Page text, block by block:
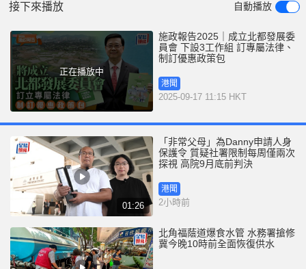
接下來播放 自動播放
正在播放中
施政報告2025｜成立北都發展委
員會 下設3工作組 訂專屬法律、
制訂優惠政策包
港聞
2025-09-17 11:15 HKT
01:26
「非常父母」為Danny申請人身
保護令 質疑社署限制每周僅兩次
探視 高院9月底前判決
港聞
2小時前
北角福蔭道爆食水管 水務署搶修
冀今晚10時前全面恢復供水